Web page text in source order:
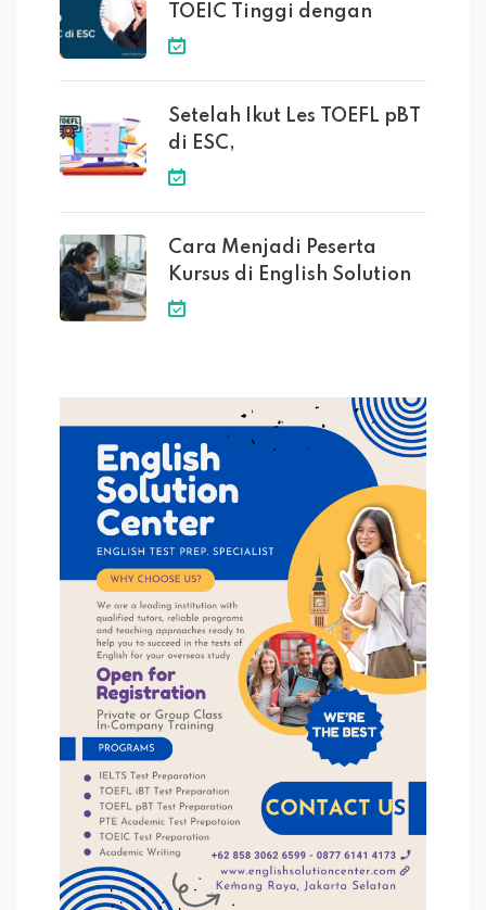
TOEIC Tinggi dengan
Setelah Ikut Les TOEFL pBT
di ESC,
Cara Menjadi Peserta
Kursus di English Solution